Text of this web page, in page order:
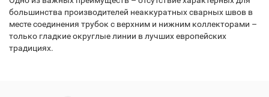
большинства производителей неаккуратных сварных швов в
месте соединения трубок с верхним и нижним коллекторами –
только гладкие округлые линии в лучших европейских
традициях.